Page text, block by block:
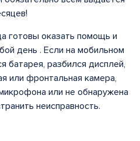
готовы оказать помощь и
день . Если на мобильном
батарея, разбился дисплей,
или фронтальная камера,
или не обнаружена
неисправность.